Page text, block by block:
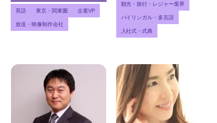
英語 東京・関東圏 企業VP
放送・映像制作会社
観光・旅行・レジャー業界
バイリンガル・多言語
入社式・式典